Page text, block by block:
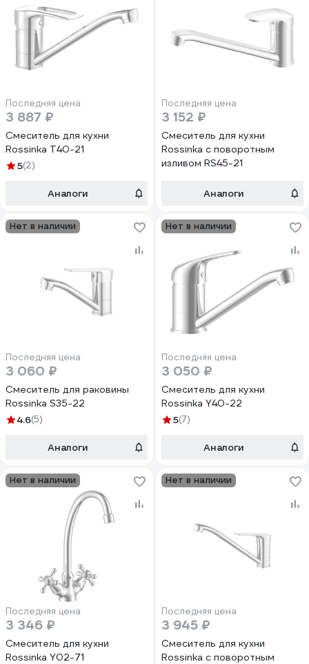
Последняя цена
3 887 ₽
Смеситель для кухни
Rossinka T40-21
5(2)
Аналоги
Последняя цена
3 152 ₽
Смеситель для кухни
Rossinka с поворотным
изливом RS45-21
Аналоги
Нет в наличии
Последняя цена
3 060 ₽
Смеситель для раковины
Rossinka S35-22
4.6(5)
Аналоги
Нет в наличии
Последняя цена
3 050 ₽
Смеситель для кухни
Rossinka Y40-22
5(7)
Аналоги
Нет в наличии
Последняя цена
3 346 ₽
Смеситель для кухни
Rossinka Y02-71
Нет в наличии
Последняя цена
3 945 ₽
Смеситель для кухни
Rossinka с поворотным